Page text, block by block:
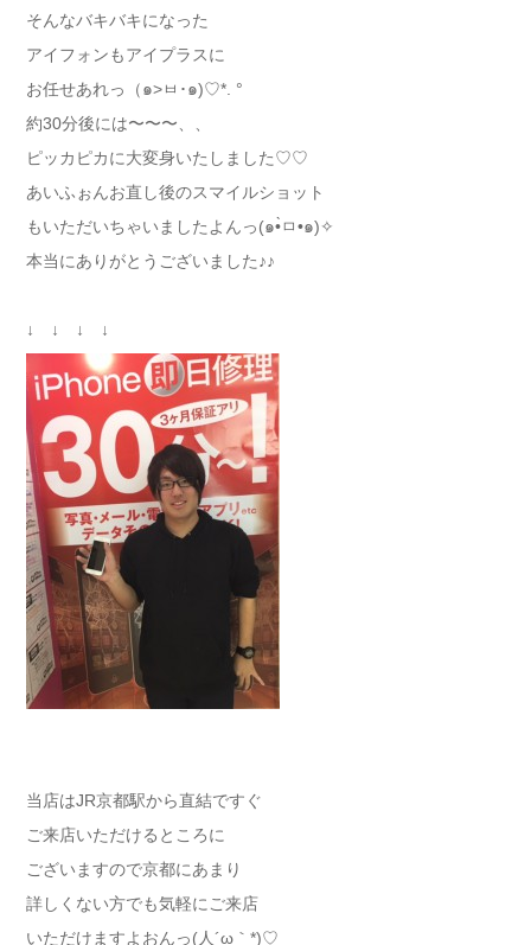
そんなバキバキになった
アイフォンもアイプラスに
お任せあれっ（๑>ㅂ･๑)♡*. °
約30分後には〜〜〜、、
ピッカピカに大変身いたしました♡♡
あいふぉんお直し後のスマイルショット
もいただいちゃいましたよんっ(๑•̀ㅁ•๑)✧
本当にありがとうございました♪♪
↓ ↓ ↓ ↓
当店はJR京都駅から直結ですぐ
ご来店いただけるところに
ございますので京都にあまり
詳しくない方でも気軽にご来店
いただけますよおんっ(人´ω｀*)♡